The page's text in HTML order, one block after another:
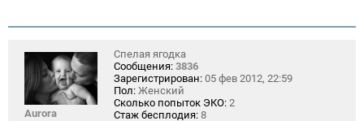
Aurora
Спелая ягодка
Сообщения: 3836
Зарегистрирован: 05 фев 2012, 22:59
Пол: Женский
Сколько попыток ЭКО: 2
Стаж бесплодия: 8